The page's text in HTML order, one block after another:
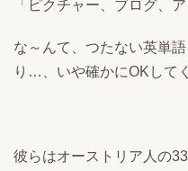
「ピクチャー、ブログ、
な～んて、つたない英単
り…、いや確かにOKして
彼らはオーストリア人の